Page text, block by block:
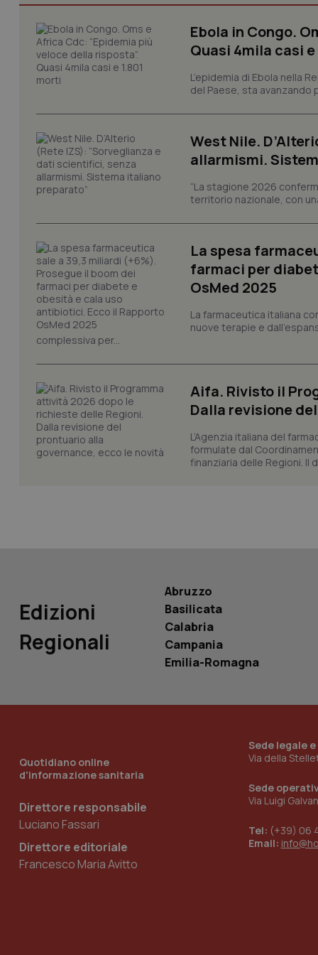
Ebola in Congo.
Quasi 4mila casi
L’epidemia di Ebola nella
del Paese, sta avanzando
West Nile.
allarmismi.
“La stagione 2026
territorio nazionale, con
La spesa
farmaci per
OsMed 2025
La farmaceutica italiana
nuove terapie e
complessiva per...
Aifa. Rivisto il
Dalla revisione
L’Agenzia italiana del
formulate dal
finanziaria delle Regioni. Il
Edizioni
Regionali
Abruzzo
Basilicata
Calabria
Campania
Emilia-Romagna
Quotidiano online
d'informazione sanitaria
Direttore responsabile
Luciano Fassari
Direttore editoriale
Francesco Maria Avitto
Sede legale
Via della
Sede
Via Luigi
Tel: (+39) 06
Email:
e l'accesso alle
tracking-sites-
tracking-sites-
_ga
PHPSESSID
__Secure-YNID
__Secure-
tracking-sites-
ironfish-tracking-